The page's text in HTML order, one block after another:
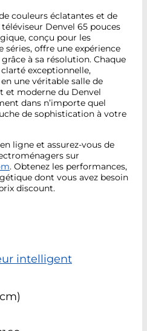
couleurs éclatantes et de
Denvel 65 pouces
conçu pour les
offre une expérience
à sa résolution. Chaque
exceptionnelle,
une véritable salle de
et moderne du Denvel
dans n’importe quel
de sophistication à votre
en ligne et assurez-vous de
sur
. Obtenez les performances,
dont vous avez besoin
discount.
intelligent